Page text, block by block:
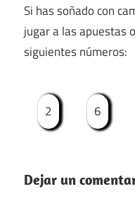
Si has soñado con
jugar a las apuestas
siguientes números:
2 6
Dejar un